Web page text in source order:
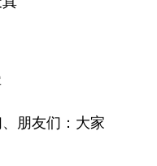
朋友们：大家